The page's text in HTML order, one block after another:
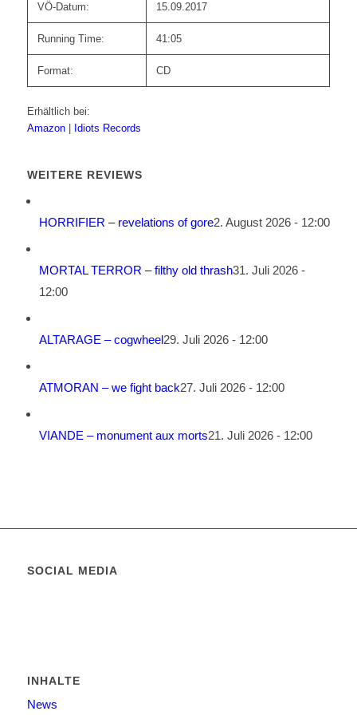
VÖ-Datum: 15.09.2017
Running Time: 41:05
Format: CD
Erhältlich bei:
Amazon| Idiots Records
WEITERE REVIEWS
HORRIFIER – revelations of gore2. August 2026 - 12:00
MORTAL TERROR – filthy old thrash31. Juli 2026 -
12:00
ALTARAGE – cogwheel29. Juli 2026 - 12:00
ATMORAN – we fight back27. Juli 2026 - 12:00
VIANDE – monument aux morts21. Juli 2026 - 12:00
SOCIAL MEDIA
INHALTE
News